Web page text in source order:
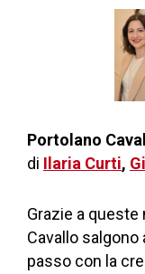
Portolano
di Ilaria Curti,
Grazie a queste
Cavallo salgono
passo con la